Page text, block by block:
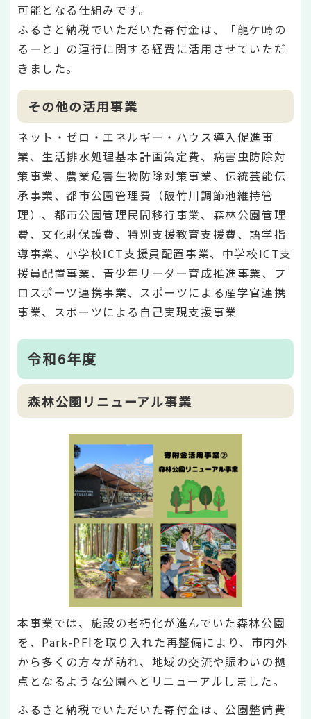
可能となる仕組みです。
ふるさと納税でいただいた寄付金は、「龍ケ崎の
るーと」の運行に関する経費に活用させていただ
きました。
その他の活用事業
ネット・ゼロ・エネルギー・ハウス導入促進事
業、生活排水処理基本計画策定費、病害虫防除対
策事業、農業危害生物防除対策事業、伝統芸能伝
承事業、都市公園管理費（破竹川調節池維持管
理）、都市公園管理民間移行事業、森林公園管理
費、文化財保護費、特別支援教育支援費、語学指
導事業、小学校ICT支援員配置事業、中学校ICT支
援員配置事業、青少年リーダー育成推進事業、プ
ロスポーツ連携事業、スポーツによる産学官連携
事業、スポーツによる自己実現支援事業
令和6年度
森林公園リニューアル事業
本事業では、施設の老朽化が進んでいた森林公園
を、Park-PFIを取り入れた再整備により、市内外
から多くの方々が訪れ、地域の交流や賑わいの拠
点となるような公園へとリニューアルしました。
ふるさと納税でいただいた寄付金は、公園整備費